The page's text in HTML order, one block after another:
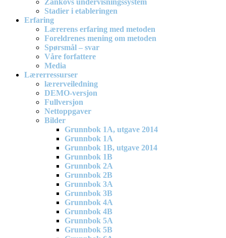
Zankovs undervisningssystem
Stadier i etableringen
Erfaring
Lærerens erfaring med metoden
Foreldrenes mening om metoden
Spørsmål – svar
Våre forfattere
Media
Lærerressurser
lærerveiledning
DEMO-versjon
Fullversjon
Nettoppgaver
Bilder
Grunnbok 1A, utgave 2014
Grunnbok 1A
Grunnbok 1B, utgave 2014
Grunnbok 1B
Grunnbok 2A
Grunnbok 2B
Grunnbok 3A
Grunnbok 3B
Grunnbok 4A
Grunnbok 4B
Grunnbok 5A
Grunnbok 5B